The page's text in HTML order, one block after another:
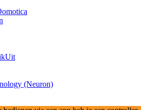
(Neuron)